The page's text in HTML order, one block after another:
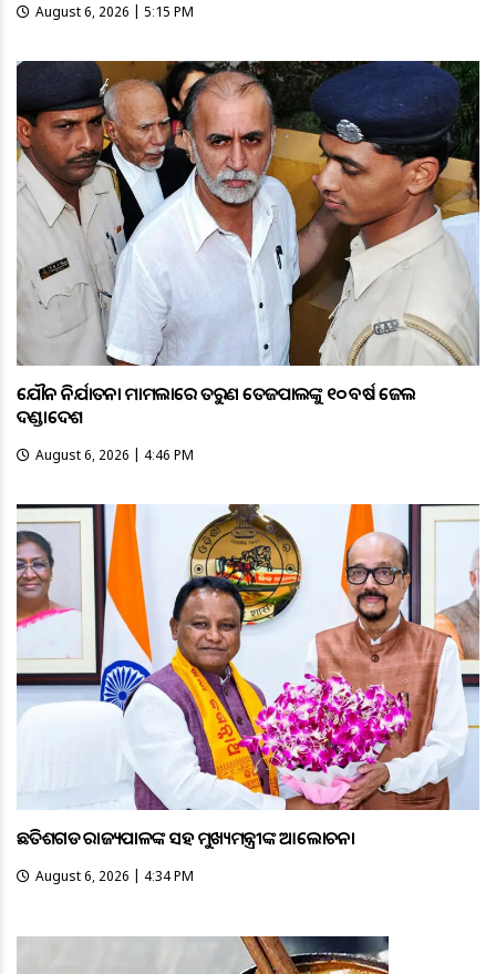
August 6, 2026 | 5:15 PM
ଯୌନ ନିର୍ଯାତନା ମାମଲାରେ ତରୁଣ ତେଜପାଲଙ୍କୁ ୧୦ ବର୍ଷ ଜେଲ
ଦଣ୍ଡାଦେଶ
August 6, 2026 | 4:46 PM
ଛତିଶଗଡ ରାଜ୍ୟପାଳଙ୍କ ସହ ମୁଖ୍ୟମନ୍ତ୍ରୀଙ୍କ ଆଲୋଚନା
August 6, 2026 | 4:34 PM